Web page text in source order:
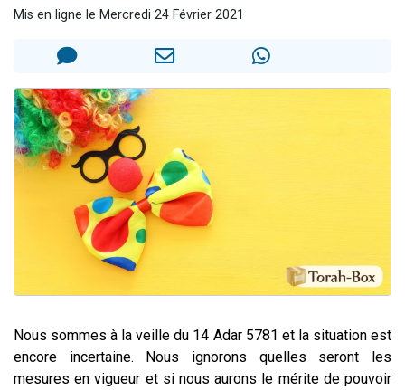
2 personnes viennent de faire un don pour 1 Journée de Vacances Pour les Enfants
Il reste 49 places pour étudier en groupe sur Zoom
Mis en ligne le Mercredi 24 Février 2021
Nous sommes à la veille du 14 Adar 5781 et la situation est
encore incertaine. Nous ignorons quelles seront les
mesures en vigueur et si nous aurons le mérite de pouvoir